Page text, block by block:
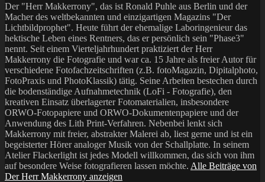
Der "Herr Makkerrony", das ist Ronald Puhle aus Berlin und der
Macher des weltbekannten und einzigartigen Magazins "Der
Lichtbildprophet". Heute führt der ehemalige Laboringenieur das
hektische Leben eines Rentners, das er persönlich sein "Phase3"
nennt. Seit einem Vierteljahrhundert praktiziert der Herr
Makkerrony die Fotografie und war ca. 15 Jahre als freier Autor für
verschiedene Fotofachzeitschriften (z.B. fotoMagazin, Dipitalphoto,
FotoPraxis und PhotoKlassik) tätig. Seine Arbeiten bestechen durch
die bodenständige Aufnahmetechnik (LoFi - Fotografie), den
kreativen Einsatz überlagerter Fotomaterialien, insbesondere
ORWO-Fotopapiere und ORWO-Dokumentenpapiere und der
Anwendung des Lith Print-Verfahren. Nebenbei lenkt sich
Makkerrony mit freier, abstrakter Malerei ab, liest gerne und ist ein
begeisterter Hörer analoger Musik von der Schallplatte. In seinem
Atelier Flackerlight ist jedes Modell willkommen, das sich von ihm
auf besondere Weise fotografieren lassen möchte. Alle Beiträge von
Der Herr Makkerrony anzeigen